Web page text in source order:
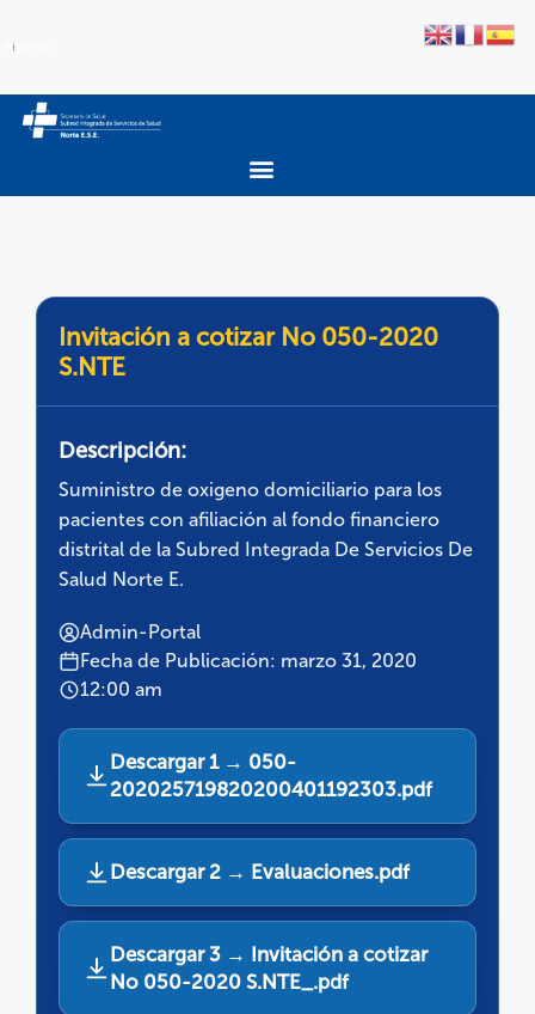
Invitación a cotizar No 050-2020
S.NTE
Descripción:
Suministro de oxigeno domiciliario para los
pacientes con afiliación al fondo financiero
distrital de la Subred Integrada De Servicios De
Salud Norte E.
Admin-Portal
Fecha de Publicación: marzo 31, 2020
12:00 am
Descargar 1 → 050-
202025719820200401192303.pdf
Descargar 2 → Evaluaciones.pdf
Descargar 3 → Invitación a cotizar
No 050-2020 S.NTE_.pdf